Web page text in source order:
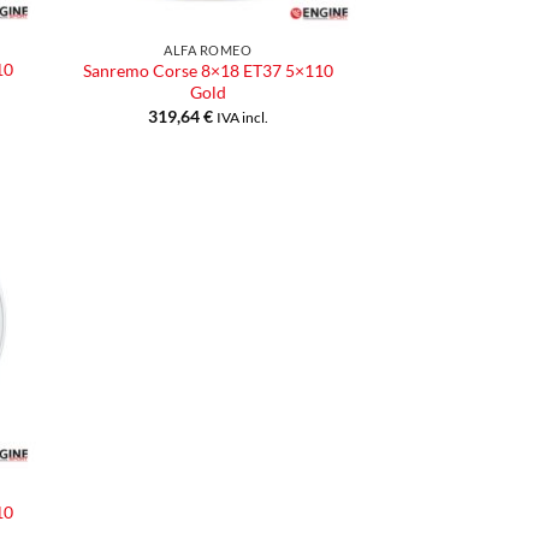
ALFA ROMEO
Sanremo Corse 8×18 ET37 5×110
Gold
319,64€ IVA incl.